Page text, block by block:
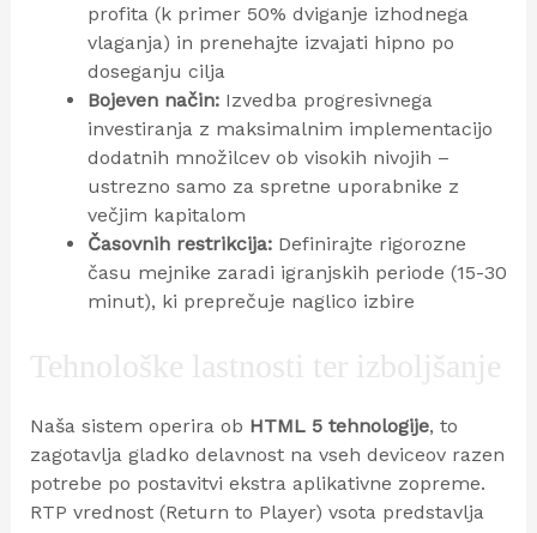
profita (k primer 50% dviganje izhodnega
vlaganja) in prenehajte izvajati hipno po
doseganju cilja
Bojeven način:Izvedba progresivnega
investiranja z maksimalnim implementacijo
dodatnih množilcev ob visokih nivojih –
ustrezno samo za spretne uporabnike z
večjim kapitalom
Časovnih restrikcija:Definirajte rigorozne
času mejnike zaradi igranjskih periode (15-30
minut), ki preprečuje naglico izbire
Tehnološke lastnosti ter izboljšanje
Naša sistem operira ob HTML 5 tehnologije, to
zagotavlja gladko delavnost na vseh deviceov razen
potrebe po postavitvi ekstra aplikativne zopreme.
RTP vrednost (Return to Player) vsota predstavlja